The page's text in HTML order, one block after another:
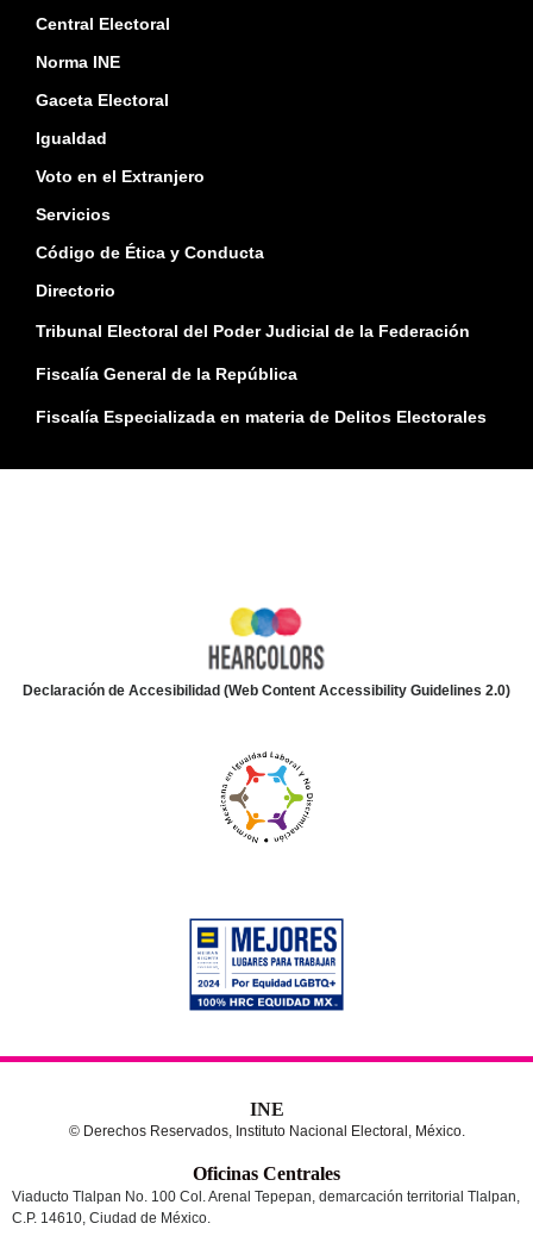
Central Electoral
Norma INE
Gaceta Electoral
Igualdad
Voto en el Extranjero
Servicios
Código de Ética y Conducta
Directorio
Tribunal Electoral del Poder Judicial de la Federación
Fiscalía General de la República
Fiscalía Especializada en materia de Delitos Electorales
Declaración de Accesibilidad (Web Content Accessibility Guidelines 2.0)
INE
© Derechos Reservados, Instituto Nacional Electoral, México.
Oficinas Centrales
Viaducto Tlalpan No. 100 Col. Arenal Tepepan, demarcación territorial Tlalpan,
C.P. 14610, Ciudad de México.